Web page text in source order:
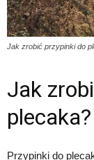
Jak zrobić przypinki do
Jak
plecaka?
Przypinki do